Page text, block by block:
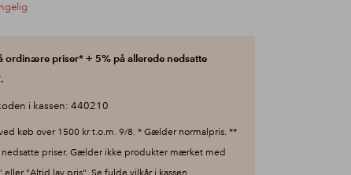
ordinære priser* + 5% på allerede nedsatte
i kassen: 440210
køb over 1500 kr t.o.m. 9/8. * Gælder normalpris. **
priser. Gælder ikke produkter mærket med